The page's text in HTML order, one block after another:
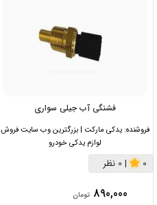
فشنگی آب جیلی سواری
فروشنده: یدکی مارکت | بزرگترین وب سایت فروش
لوازم یدکی خودرو
0
| 0 نظر
890,000 تومان